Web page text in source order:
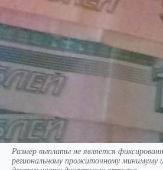
Размер выплаты не является
региональному прожиточному минимуму